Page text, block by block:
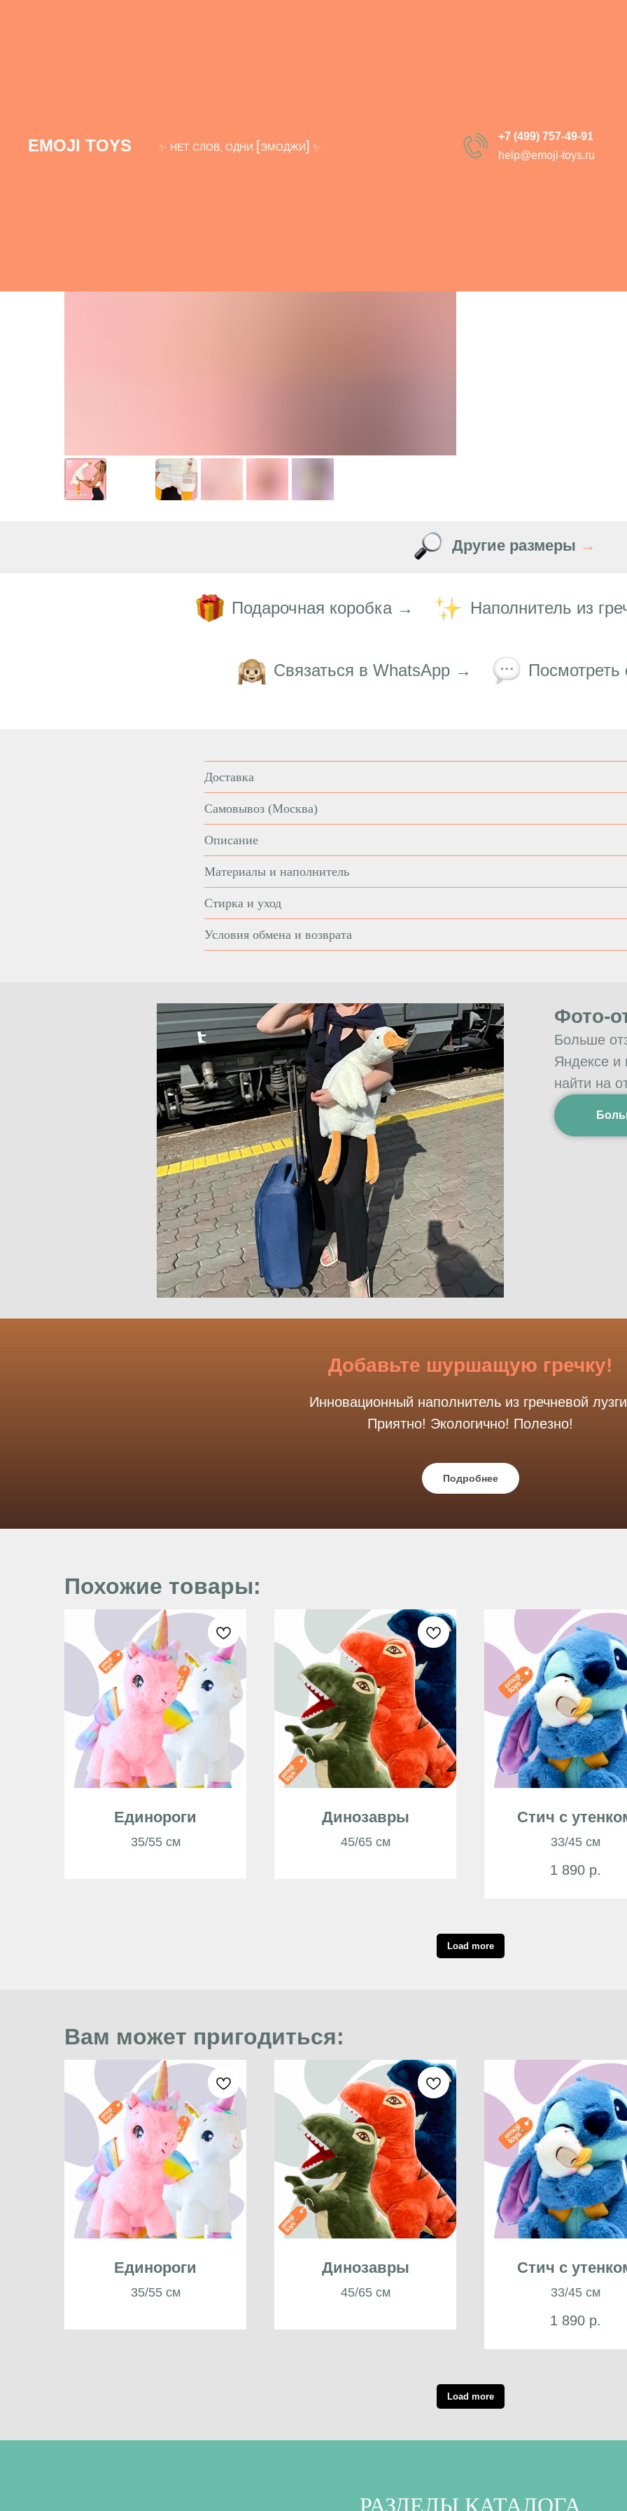
EMOJI TOYS ✨ НЕТ СЛОВ, ОДНИ [ЭМОДЖИ] ✨
+7 (499) 757-49-91
help@emoji-toys.ru
1 290 р. 1 890
Другие размеры →
Подарочная коробка → Наполнитель из
Связаться в WhatsApp →
Доставка
Самовывоз (Москва)
Описание
Материалы и наполнитель
Стирка и уход
Условия обмена и возврата
Фото-
Больше
Яндексе и
найти на
Добавьте шуршащую гречку!
Инновационный наполнитель из гречневой
Приятно! Экологично! Полезно!
Подробнее
Похожие товары:
Единороги
35/55 см
Динозавры
45/65 см
Стич с
33/45 см
1 890 р.
Load more
Вам может пригодиться:
Единороги
35/55 см
Динозавры
45/65 см
Стич с
33/45 см
1 890 р.
Load more
РАЗДЕЛЫ КАТАЛОГА